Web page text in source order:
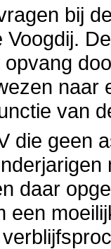
bij
Voogdij.
naar
van
die geen
daar
een